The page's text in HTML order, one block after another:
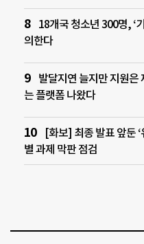
18개국 청소년 300명, ‘
의한다
발달지연 늘지만 지원은
는 플랫폼 나왔다
[화보] 최종 발표 앞둔
별 과제 막판 점검